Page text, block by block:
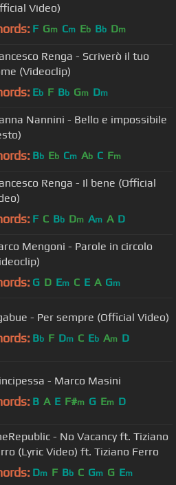
Video)
F Gm Cm Eb Bb Dm
Renga - Scriverò il tuo
(Videoclip)
Eb F Bb Gm Dm
Nannini - Bello e impossibile
Bb Eb Cm Ab C Fm
Renga - Il bene (Official
F C Bb Dm Am A D
Mengoni - Parole in circolo
G D Em C E A Gm
- Per sempre (Official Video)
Bb F Dm C Eb Am D
- Marco Masini
B A E F#m G Em D
- No Vacancy ft. Tiziano
(Lyric Video) ft. Tiziano Ferro
Dm F Bb C Gm G Em